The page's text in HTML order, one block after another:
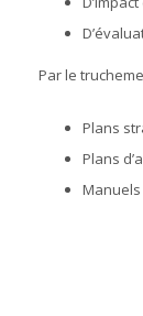
Par le
Plans
Plans